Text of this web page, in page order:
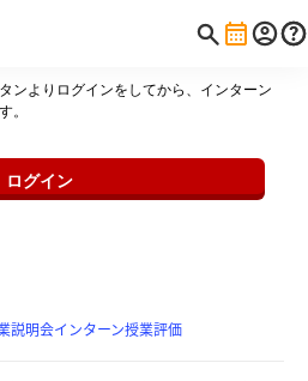
ンよりログインをしてから、インターン
。
ログイン
説明会インターン授業評価